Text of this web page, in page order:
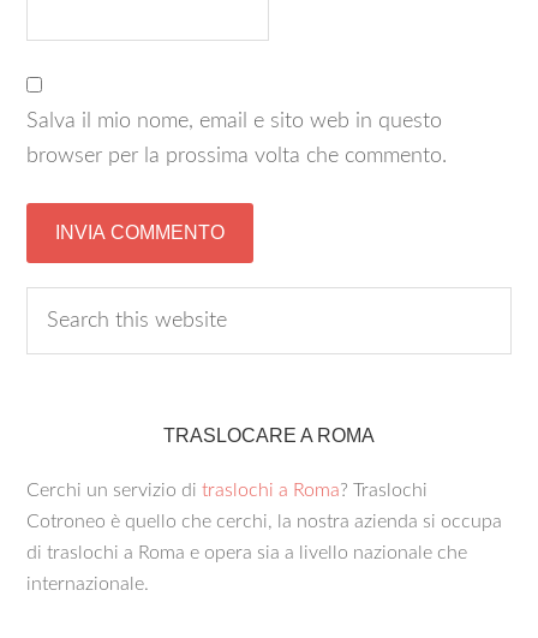
Salva il mio nome, email e sito web in questo
browser per la prossima volta che commento.
TRASLOCARE A ROMA
Cerchi un servizio ditraslochi a Roma? Traslochi
Cotroneo è quello che cerchi, la nostra azienda si occupa
di traslochi a Roma e opera sia a livello nazionale che
internazionale.